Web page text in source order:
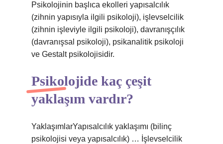
Psikolojinin başlıca ekolleri yapısalcılık
(zihnin yapısıyla ilgili psikoloji), işlevselcilik
(zihnin işleviyle ilgili psikoloji), davranışçılık
(davranışsal psikoloji), psikanalitik psikoloji
ve Gestalt psikolojisidir.
Psikolojide kaç çeşit
yaklaşım vardır?
YaklaşımlarYapısalcılık yaklaşımı (bilinç
psikolojisi veya yapısalcılık) … İşlevselcilik